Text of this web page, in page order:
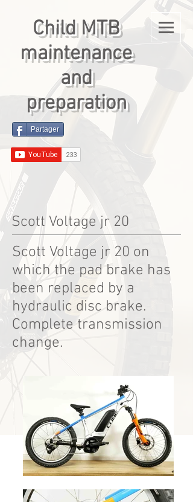
Child MTB
maintenance
and
preparation
Partager
Scott Voltage jr 20
Scott Voltage jr 20 on
which the pad brake has
been replaced by a
hydraulic disc brake.
Complete transmission
change.